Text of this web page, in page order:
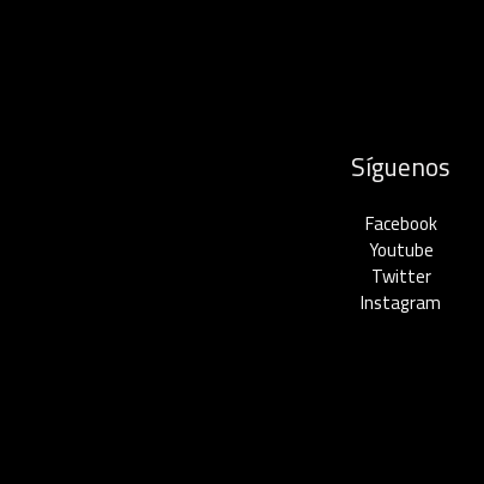
Síguenos
Facebook
Youtube
Twitter
Instagram